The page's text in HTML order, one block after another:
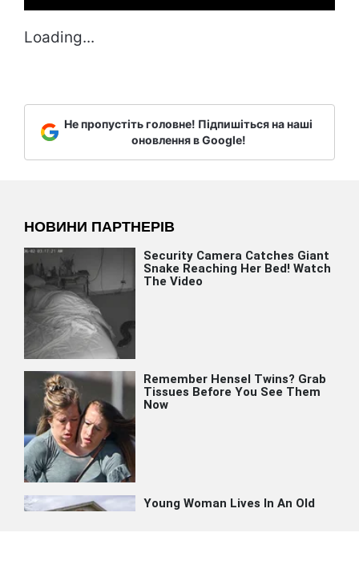
Loading...
Не пропустіть головне! Підпишіться на наші
оновлення в Google!